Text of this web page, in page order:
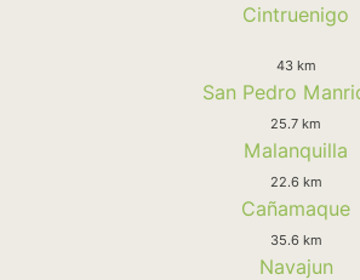
Cintruenigo
43 km
San Pedro
25.7 km
Malanquilla
22.6 km
Cañamaque
35.6 km
Navajun